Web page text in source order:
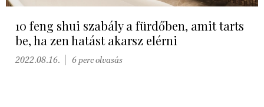
10 feng shui szabály a fürdőben, amit tarts
be, ha zen hatást akarsz elérni
2022.08.16. 6 perc olvasás